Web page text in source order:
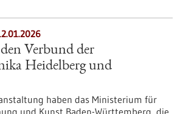
Verbund der
Heidelberg und
haben das Ministerium für
und Kunst Baden-Württemberg, die